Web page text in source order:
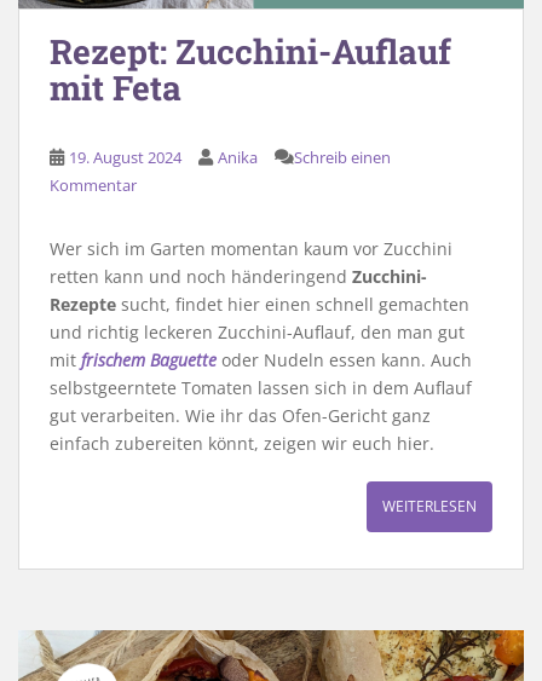
Rezept: Zucchini-Auflauf
mit Feta
19. August 2024 Anika
Schreib einen
Kommentar
Wer sich im Garten momentan kaum vor Zucchini
retten kann und noch händeringend Zucchini-
Rezepte sucht, findet hier einen schnell gemachten
und richtig leckeren Zucchini-Auflauf, den man gut
mit frischem Baguette oder Nudeln essen kann. Auch
selbstgeerntete Tomaten lassen sich in dem Auflauf
gut verarbeiten. Wie ihr das Ofen-Gericht ganz
einfach zubereiten könnt, zeigen wir euch hier.
WEITERLESEN